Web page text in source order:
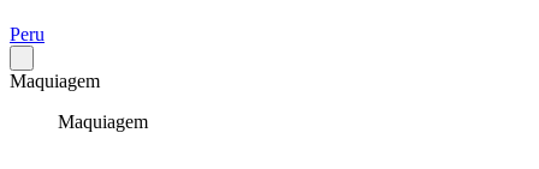
Peru
Maquiagem
Maquiagem